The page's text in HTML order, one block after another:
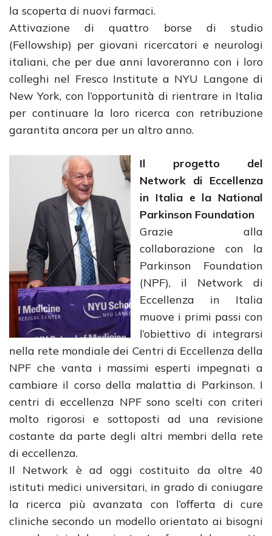
la scoperta di nuovi farmaci.
Attivazione di quattro borse di studio
(Fellowship) per giovani ricercatori e neurologi
italiani, che per due anni lavoreranno con i loro
colleghi nel Fresco Institute a NYU Langone di
New York, con l’opportunità di rientrare in Italia
per continuare la loro ricerca con retribuzione
garantita ancora per un altro anno.
Il progetto del
Network di Eccellenza
in Italia e la National
Parkinson Foundation
Grazie alla
collaborazione con la
Parkinson Foundation
(NPF), il Network di
Eccellenza in Italia
muove i primi passi con
l’obiettivo di integrarsi
nella rete mondiale dei Centri di Eccellenza della
NPF che vanta i massimi esperti impegnati a
cambiare il corso della malattia di Parkinson. I
centri di eccellenza NPF sono scelti con criteri
molto rigorosi e sottoposti ad una revisione
costante da parte degli altri membri della rete
di eccellenza.
Il Network è ad oggi costituito da oltre 40
istituti medici universitari, in grado di coniugare
la ricerca più avanzata con l’offerta di cure
cliniche secondo un modello orientato ai bisogni